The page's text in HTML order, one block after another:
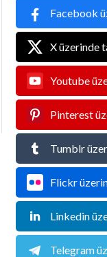
Facebook
X üzerinde
Youtube
Pinterest
Tumblr
Flickr
Linkedin
Telegram